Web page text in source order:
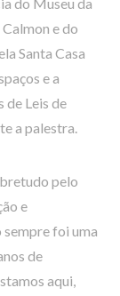
e do
Santa Casa
e a
de Leis de
a palestra.
pelo
e
foi uma
de
aqui,